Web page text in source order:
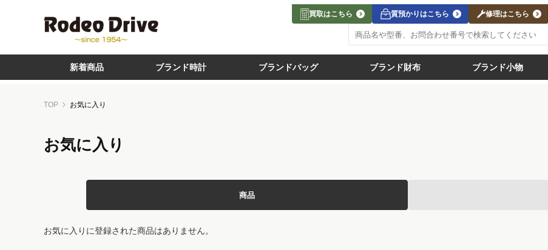
買取はこちら 質預かりはこちら 修理はこちら
新着商品 ブランド時計 ブランドバッグ ブランド財布 ブランド小物
TOP お気に入り
お気に入り
商品
お気に入りに登録された商品はありません。